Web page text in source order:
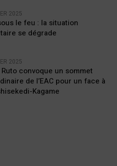
2025
le feu : la situation
se dégrade
2025
convoque un sommet
de l’EAC pour un face à
Kagame